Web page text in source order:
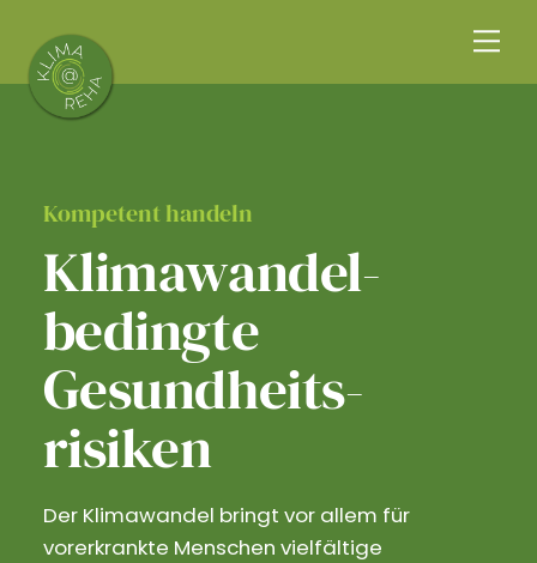
content
Kompetent handeln
Klimawandel­
bedingte
Gesundheits­
risiken
Der Klimawandel bringt vor allem für
vorerkrankte Menschen vielfältige